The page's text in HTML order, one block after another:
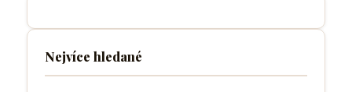
Nejvíce hledané